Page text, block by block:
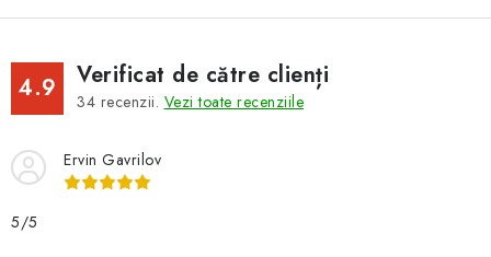
4.9 Verificat de către clienți
34 recenzii. Vezi toate recenziile
Ervin Gavrilov
5/5